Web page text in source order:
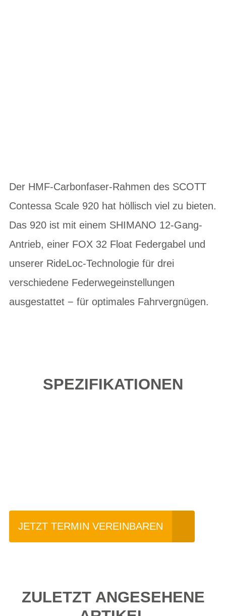
Der HMF-Carbonfaser-Rahmen des SCOTT
Contessa Scale 920 hat höllisch viel zu bieten.
Das 920 ist mit einem SHIMANO 12-Gang-
Antrieb, einer FOX 32 Float Federgabel und
unserer RideLoc-Technologie für drei
verschiedene Federwegeinstellungen
ausgestattet − für optimales Fahrvergnügen.
SPEZIFIKATIONEN
JETZT TERMIN VEREINBAREN
ZULETZT ANGESEHENE